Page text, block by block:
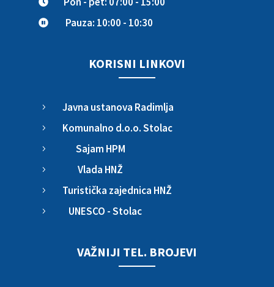
 Pauza: 10:00 - 10:30
KORISNI LINKOVI
5 Javna ustanova Radimlja
5 Komunalno d.o.o. Stolac
5 Sajam HPM
5 Vlada HNŽ
5 Turistička zajednica HNŽ
5 UNESCO - Stolac
VAŽNIJI TEL. BROJEVI